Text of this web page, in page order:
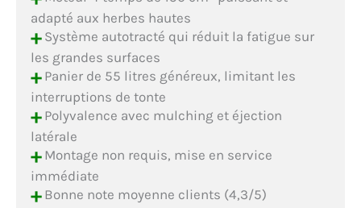
adapté aux herbes hautes
+Système autotracté qui réduit la fatigue sur
les grandes surfaces
+Panier de 55 litres généreux, limitant les
interruptions de tonte
+Polyvalence avec mulching et éjection
latérale
+Montage non requis, mise en service
immédiate
+Bonne note moyenne clients (4,3/5)